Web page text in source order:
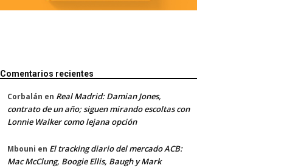
Comentarios recientes
Corbalán en Real Madrid: Damian Jones,
contrato de un año; siguen mirando escoltas con
Lonnie Walker como lejana opción
Mbouni en El tracking diario del mercado ACB:
Mac McClung, Boogie Ellis, Baugh y Mark